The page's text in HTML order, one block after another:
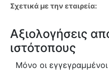
Σχετικά με την εταιρεία:
Αξιολογήσεις
ιστότοπους
Μόνο οι